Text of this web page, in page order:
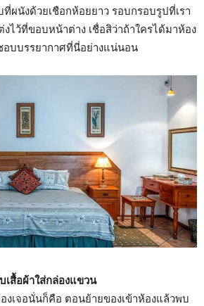
ผนังด้วยเชือกห้อยยาว รอบกรอบรูปที่เรา
ไว้ที่ขอบหน้าต่าง เชื่อสิว่าถ้าใครได้มาห้อง
อบบรรยากาศที่นี่อย่างแน่นอน
สื้อผ้าใส่กล่องแขวน
เจอนั่นก็คือ ตอนย้ายของเข้าห้องแล้วพบ